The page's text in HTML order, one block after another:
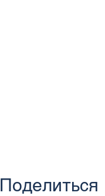
Поделиться